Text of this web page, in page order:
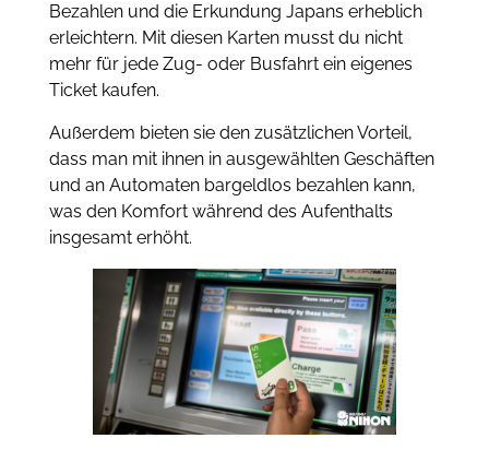
Bezahlen und die Erkundung Japans erheblich
erleichtern. Mit diesen Karten musst du nicht
mehr für jede Zug- oder Busfahrt ein eigenes
Ticket kaufen.
Außerdem bieten sie den zusätzlichen Vorteil,
dass man mit ihnen in ausgewählten Geschäften
und an Automaten bargeldlos bezahlen kann,
was den Komfort während des Aufenthalts
insgesamt erhöht.